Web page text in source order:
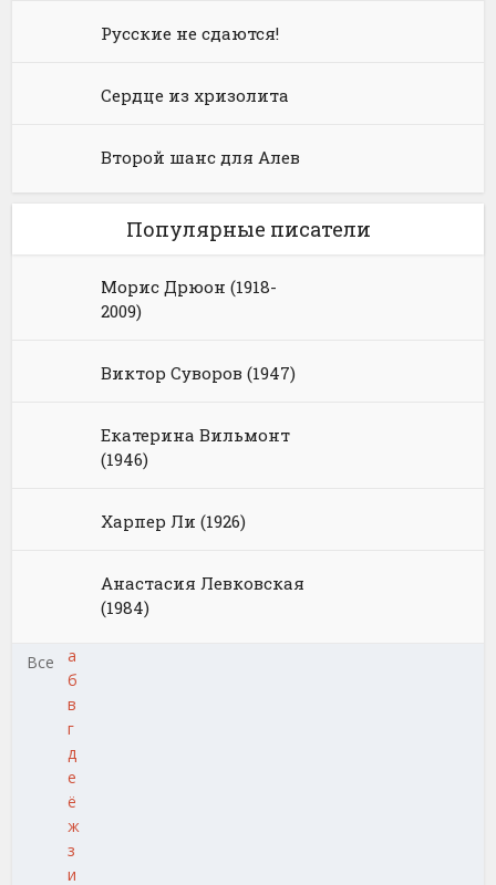
Русские не сдаются!
Сердце из хризолита
Второй шанс для Алев
Популярные писатели
Морис Дрюон (1918-
2009)
Виктор Суворов (1947)
Екатерина Вильмонт
(1946)
Харпер Ли (1926)
Анастасия Левковская
(1984)
Все
а
б
в
г
д
е
ё
ж
з
и